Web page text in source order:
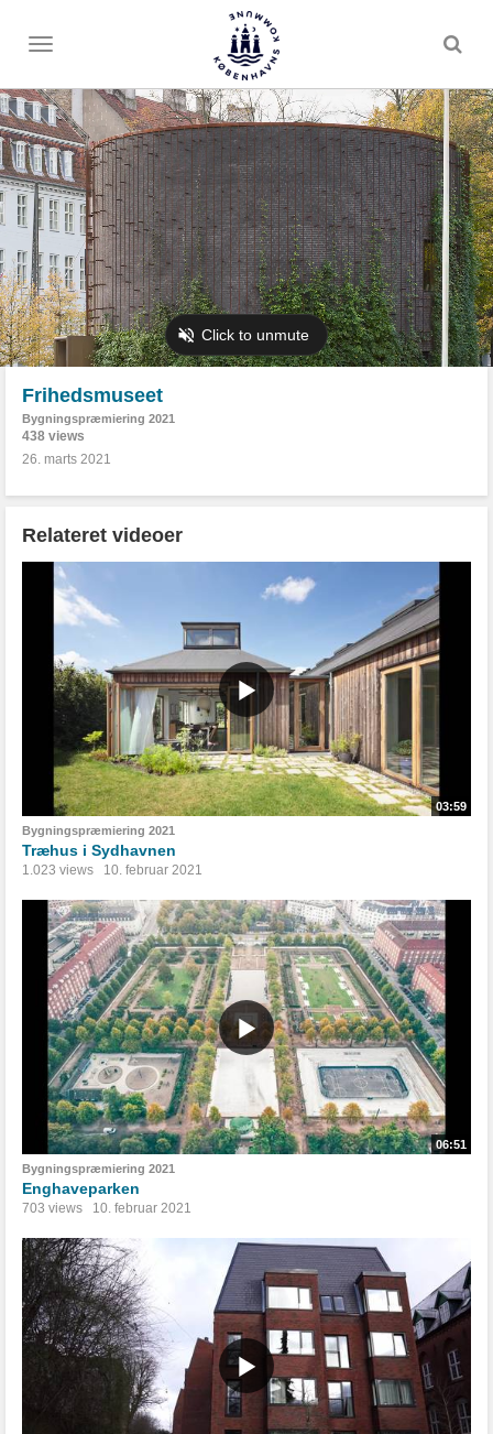
Toggle
Frihedsmuseet
Bygningspræmiering 2021
438 views
26. marts 2021
Relateret videoer
03:59
Bygningspræmiering 2021
Træhus i Sydhavnen
1.023 views 10. februar 2021
06:51
Bygningspræmiering 2021
Enghaveparken
703 views 10. februar 2021